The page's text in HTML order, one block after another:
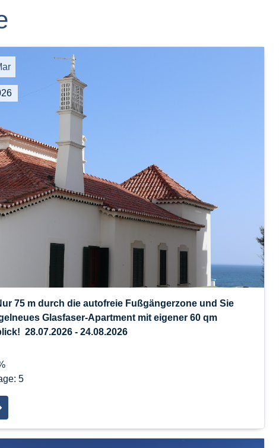
75 m durch die autofreie Fußgängerzone und Sie
Glasfaser-Apartment mit eigener 60 qm
28.07.2026 - 24.08.2026
5